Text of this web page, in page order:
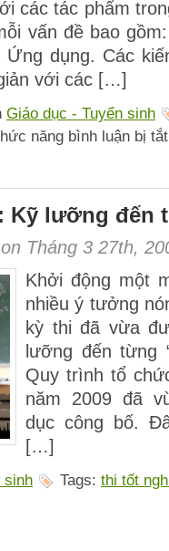
các tác phẩm
vấn đề bao
dụng. Các
với các […]
Giáo dục - Tuyển sinh
năng bình luận bị tắt
Kỹ lưỡng đến
on Tháng 3 27th,
Khởi động một
nhiều ý tưởng
kỳ thi đã vừa
lưỡng đến từng
Quy trình tổ
năm 2009 đã
dục công bố.
[…]
sinh Tags: thi tốt